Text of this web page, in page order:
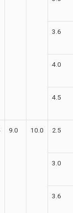
3.6
4.0
4.5
9.0 10.0 2.5
3.0
3.6